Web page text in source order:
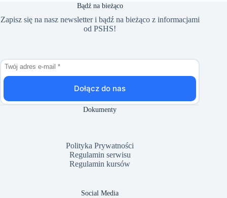
Bądź na bieżąco
Zapisz się na nasz newsletter i bądź na bieżąco z informacjami
od PSHS!
Dołącz do nas
Dokumenty
Polityka Prywatności
Regulamin serwisu
Regulamin kursów
Social Media